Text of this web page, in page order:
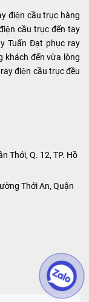
dây ra. Lợi ích:
tiết kiệm không
gian, dễ lắp đặt
và bảo trì.
điện cầu trục hàng
cầu trục đến tay
Tuấn Đạt phục ray
khách đến vừa lòng
điện cầu trục đều
Thới, Q. 12, TP. Hồ
Thới An, Quận